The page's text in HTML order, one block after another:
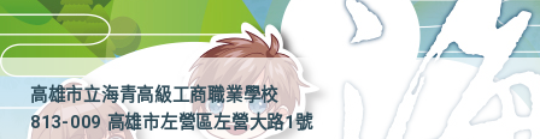
高雄市立海青高級工商職業學校
813-009 高雄市左營區左營大路1號